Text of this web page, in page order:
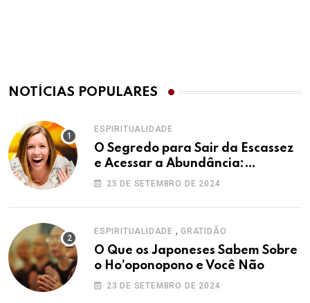
NOTÍCIAS POPULARES
ESPIRITUALIDADE
O Segredo para Sair da Escassez
e Acessar a Abundância:
Ho’oponopono pela Prosperidade
25 DE SETEMBRO DE 2024
ESPIRITUALIDADE , GRATIDÃO
O Que os Japoneses Sabem Sobre
o Ho’oponopono e Você Não
23 DE SETEMBRO DE 2024